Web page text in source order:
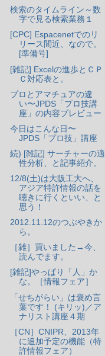
検索のタイムライン～数
字で見る検索業務１
[CPC] Espacenetでのリ
リース間近、なので。
[準備号]
[雑記] Excelの進歩とＣＰ
Ｃ対応表と。
プロとアマチュアの違
い〜JPDS「プロ技講
座」の内容プレビュー
今日はこんな日〜
JPDS「プロ技」講座
続) [雑記] サーチャーの適
性分析、と記事紹介。
12/8(土)は大阪工大へ、
アジア特許情報の話を
聴きに行くといい、と
思う！
2012.11.12のつぶやきか
ら。
［雑］買いました→今、
読んでます。
[雑記]やっぱり「人」か
な。［情報フェア］
「せちがらい」は褒め言
葉です！ (キリッ)／ア
ナリスト講座４期
［CN］CNIPR、2013年
に追加予定の機能（特
許情報フェア）